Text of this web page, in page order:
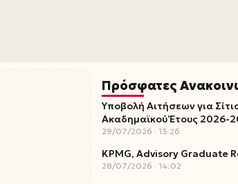
Πρόσφατες
Υποβολή Αιτήσεων για
Ακαδημαϊκού Έτους 2026-
29/07/2026 13:26
KPMG, Advisory Graduate
28/07/2026 14:02